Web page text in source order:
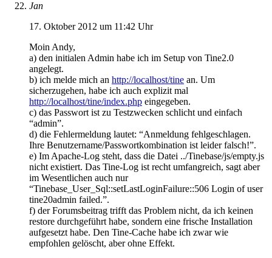
Jan
17. Oktober 2012 um 11:42 Uhr
Moin Andy,
a) den initialen Admin habe ich im Setup von Tine2.0
angelegt.
b) ich melde mich an http://localhost/tine an. Um
sicherzugehen, habe ich auch explizit mal
http://localhost/tine/index.php eingegeben.
c) das Passwort ist zu Testzwecken schlicht und einfach
“admin”.
d) die Fehlermeldung lautet: “Anmeldung fehlgeschlagen.
Ihre Benutzername/Passwortkombination ist leider falsch!”.
e) Im Apache-Log steht, dass die Datei ../Tinebase/js/empty.js
nicht existiert. Das Tine-Log ist recht umfangreich, sagt aber
im Wesentlichen auch nur
“Tinebase_User_Sql::setLastLoginFailure::506 Login of user
tine20admin failed.”.
f) der Forumsbeitrag trifft das Problem nicht, da ich keinen
restore durchgeführt habe, sondern eine frische Installation
aufgesetzt habe. Den Tine-Cache habe ich zwar wie
empfohlen gelöscht, aber ohne Effekt.